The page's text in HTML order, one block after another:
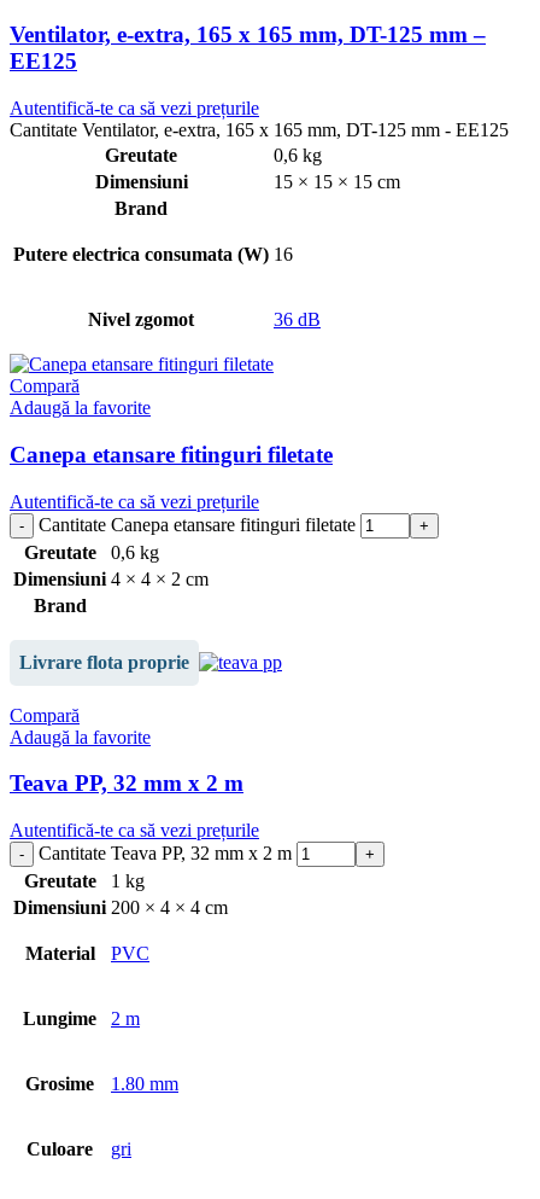
Ventilator, e-extra, 165 x 165 mm, DT-125 mm –
EE125
Autentifică-te ca să vezi prețurile
Cantitate Ventilator, e-extra, 165 x 165 mm, DT-125 mm - EE125
Greutate
0,6 kg
Dimensiuni
15 × 15 × 15 cm
Brand
Putere electrica consumata (W) 16
Nivel zgomot 36 dB
Compară
Adaugă la favorite
Canepa etansare fitinguri filetate
Autentifică-te ca să vezi prețurile
Cantitate Canepa etansare fitinguri filetate
Greutate
0,6 kg
Dimensiuni 4 × 4 × 2 cm
Brand
Livrare flota proprie
Compară
Adaugă la favorite
Teava PP, 32 mm x 2 m
Autentifică-te ca să vezi prețurile
Cantitate Teava PP, 32 mm x 2 m
Greutate
1 kg
Dimensiuni 200 × 4 × 4 cm
Material PVC
Lungime 2 m
Grosime 1.80 mm
Culoare gri